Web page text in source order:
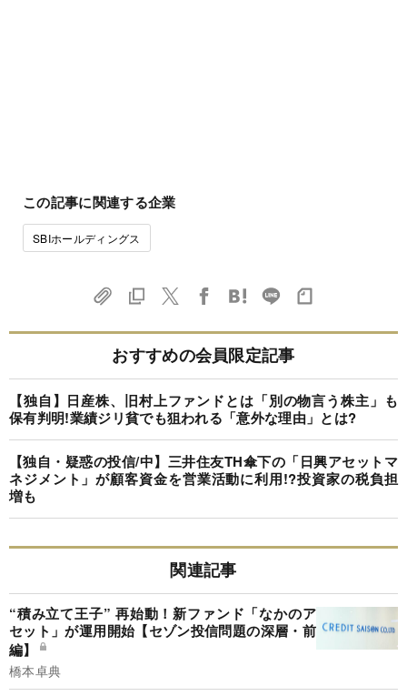
この記事に関連する企業
SBIホールディングス
おすすめの会員限定記事
【独自】日産株、旧村上ファンドとは「別の物言う株主」も
保有判明!業績ジリ貧でも狙われる「意外な理由」とは?
【独自・疑惑の投信/中】三井住友TH傘下の「日興アセットマ
ネジメント」が顧客資金を営業活動に利用!?投資家の税負担
増も
関連記事
“積み立て王子” 再始動！新ファンド「なかのア
セット」が運用開始【セゾン投信問題の深層・前
編】
橋本卓典